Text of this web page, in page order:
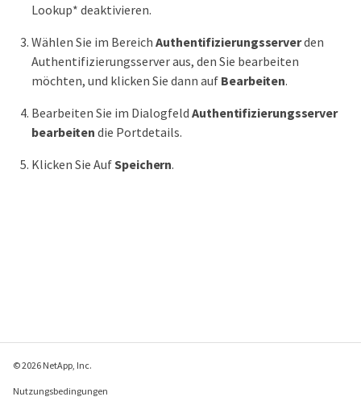
Lookup* deaktivieren.
Wählen Sie im Bereich Authentifizierungsserverden
Authentifizierungsserver aus, den Sie bearbeiten
möchten, und klicken Sie dann auf Bearbeiten.
Bearbeiten Sie im Dialogfeld Authentifizierungsserver
bearbeiten die Portdetails.
Klicken Sie AufSpeichern.
© 2026 NetApp, Inc.
Nutzungsbedingungen